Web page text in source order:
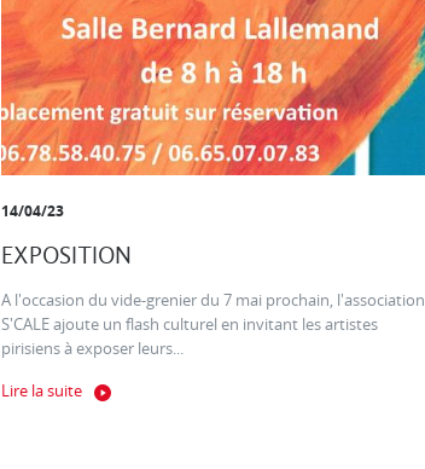
14/04/23
EXPOSITION
A l'occasion du vide-grenier du 7 mai prochain, l'association
S'CALE ajoute un flash culturel en invitant les artistes
pirisiens à exposer leurs...
Lire la suite